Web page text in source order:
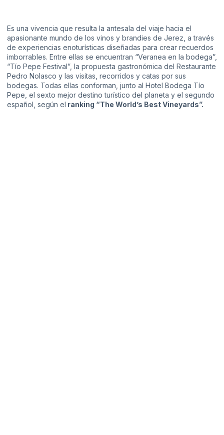
Es una vivencia que resulta la antesala del viaje hacia el
apasionante mundo de los vinos y brandies de Jerez, a través
de experiencias enoturísticas diseñadas para crear recuerdos
imborrables. Entre ellas se encuentran “Veranea en la bodega”,
“Tío Pepe Festival”, la propuesta gastronómica del Restaurante
Pedro Nolasco y las visitas, recorridos y catas por sus
bodegas. Todas ellas conforman, junto al Hotel Bodega Tío
Pepe, el sexto mejor destino turístico del planeta y el segundo
español, según el ranking “The World’s Best Vineyards”.